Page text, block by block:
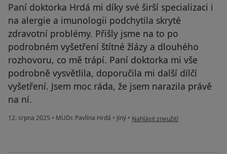
Paní doktorka Hrdá mi díky své širší specializaci i
na alergie a imunologii podchytila skryté
zdravotní problémy. Přišly jsme na to po
podrobném vyšetření štítné žlázy a dlouhého
rozhovoru, co mě trápí. Paní doktorka mi vše
podrobně vysvětlila, doporučila mi další dílčí
vyšetření. Jsem moc ráda, že jsem narazila právě
na ní.
12. srpna 2025 • MUDr. Pavlína Hrdá • Jiný • podle názoru uživatele Pavla
Nahlásit zneužití